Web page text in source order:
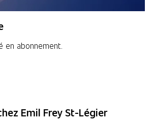
en abonnement.
Emil Frey St-Légier